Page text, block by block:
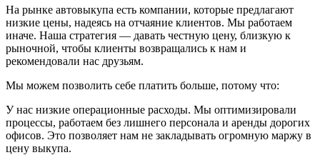
На рынке автовыкупа есть компании, которые предлагают
низкие цены, надеясь на отчаяние клиентов. Мы работаем
иначе. Наша стратегия — давать честную цену, близкую к
рыночной, чтобы клиенты возвращались к нам и
рекомендовали нас друзьям.
Мы можем позволить себе платить больше, потому что:
У нас низкие операционные расходы. Мы оптимизировали
процессы, работаем без лишнего персонала и аренды дорогих
офисов. Это позволяет нам не закладывать огромную маржу в
цену выкупа.